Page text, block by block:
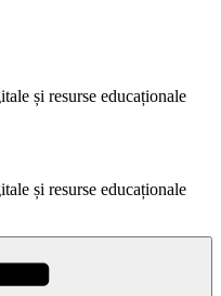
și resurse educaționale
și resurse educaționale